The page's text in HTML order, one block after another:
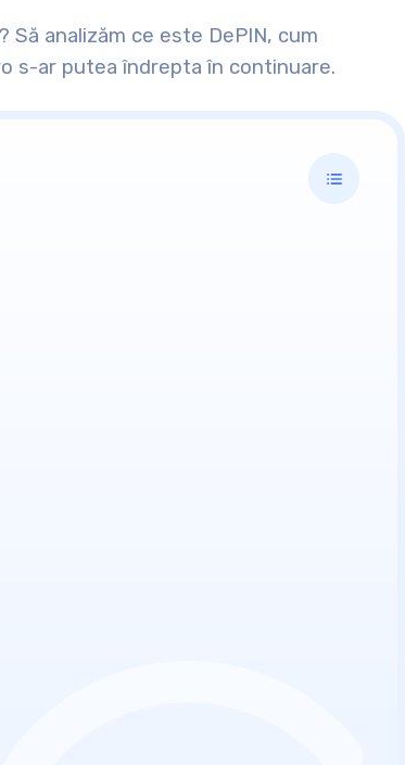
analizăm ce este DePIN, cum
s-ar putea îndrepta în continuare.